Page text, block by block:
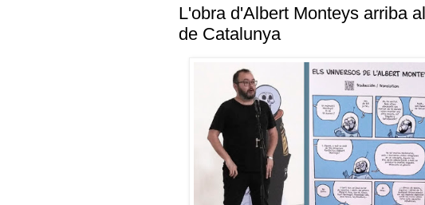
L'obra d'Albert Monteys arriba
de Catalunya